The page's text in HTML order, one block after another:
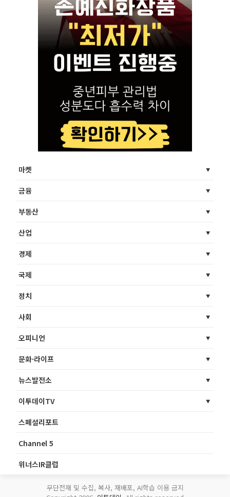
마켓
금융
부동산
산업
경제
국제
정치
사회
오피니언
문화·라이프
뉴스발전소
이투데이TV
스페셜리포트
Channel 5
위너스IR클럽
무단전재 및 수집, 복사, 재배포, AI학습 이용 금지